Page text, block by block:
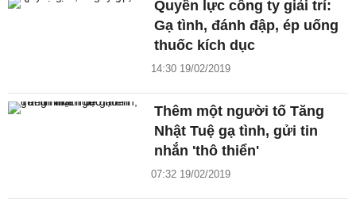
Quyền lực công ty giải trí:
Gạ tình, đánh đập, ép uống
thuốc kích dục
14:30 19/02/2019
Thêm một người tố Tăng
Nhật Tuệ gạ tình, gửi tin
nhắn 'thô thiển'
07:32 19/02/2019